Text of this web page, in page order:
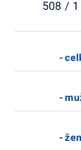
508 /
-
-
-